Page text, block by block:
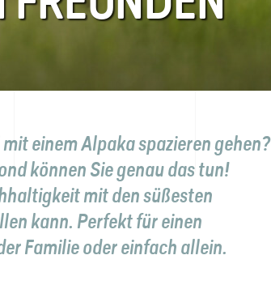
einem Alpaka spazieren gehen?
können Sie genau das tun!
mit den süßesten
kann. Perfekt für einen
Familie oder einfach allein.